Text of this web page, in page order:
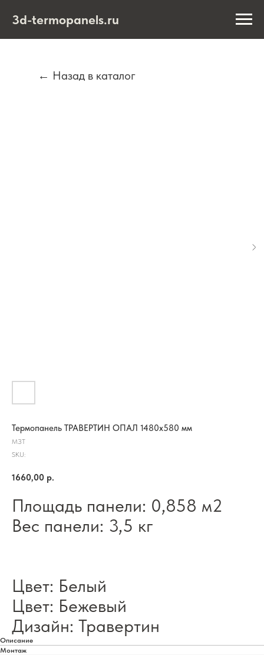
3d-termopanels.ru
← Назад в каталог
Термопанель ТРАВЕРТИН ОПАЛ 1480х580 мм
МЗТ
SKU:
1660,00 р.
Площадь панели: 0,858 м2
Вес панели: 3,5 кг
Цвет: Белый
Цвет: Бежевый
Дизайн: Травертин
Описание
Монтаж